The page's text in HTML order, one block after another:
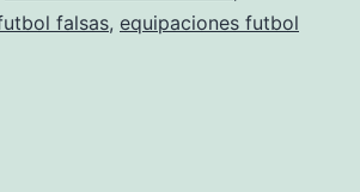
falsas, equipaciones futbol